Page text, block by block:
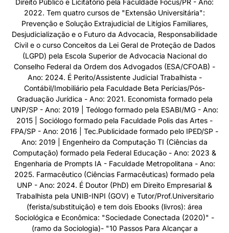
2022. Tem quatro cursos de "Extensão Universitária":
Prevenção e Solução Extrajudicial de Litígios Familiares,
Desjudicialização e o Futuro da Advocacia, Responsabilidade
Civil e o curso Conceitos da Lei Geral de Proteção de Dados
(LGPD) pela Escola Superior de Advocacia Nacional do
Conselho Federal da Ordem dos Advogados (ESA/CFOAB) -
Ano: 2024. É Perito/Assistente Judicial Trabalhista -
Contábil/Imobiliário pela Faculdade Beta Perícias/Pós-
Graduação Jurídica - Ano: 2021. Economista formado pela
UNP/SP - Ano: 2019 | Teólogo formado pela ESABI/MG - Ano:
2015 | Sociólogo formado pela Faculdade Polis das Artes -
FPA/SP - Ano: 2016 | Tec.Publicidade formado pelo IPED/SP -
Ano: 2019 | Engenheiro da Computação TI (Ciências da
Computação) formado pela Federal Educação - Ano: 2023 &
Engenharia de Prompts IA - Faculdade Metropolitana - Ano:
2025. Farmacêutico (Ciências Farmacêuticas) formado pela
UNP - Ano: 2024. É Doutor (PhD) em Direito Empresarial &
Trabalhista pela UNIB-INPI (GOV) e Tutor/Prof.Universitario
(ferista/substituição) e tem dois Ebooks (livros): área
Sociológica e Econômica: "Sociedade Conectada (2020)" -
(ramo da Sociologia)- "10 Passos Para Alcançar a